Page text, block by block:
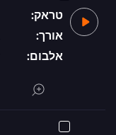
טראק:
אורך:
אלבום: